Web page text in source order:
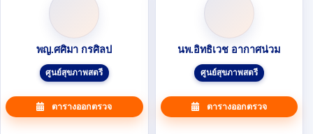
พญ.ศศิมา กรศิลป
ศูนย์สุขภาพสตรี
ตารางออกตรวจ
นพ.อิทธิเวช อากาศน่วม
ศูนย์สุขภาพสตรี
ตารางออกตรวจ